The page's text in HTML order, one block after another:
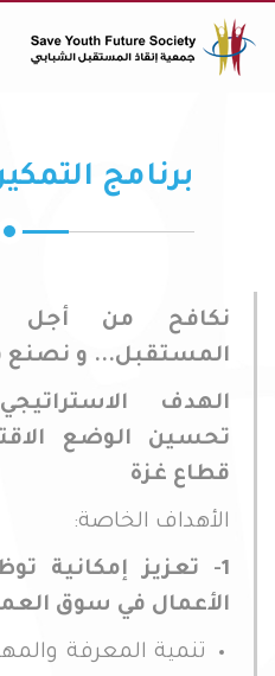
برنامج
نكافح من أجل
المستقبل... و نصنع
الهدف
تحسين الوضع
قطاع غزة
الأهداف الخاصة:
1- تعزيز إمكانية
الأعمال في سوق
تنمية المعرفة